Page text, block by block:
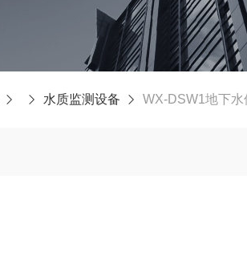
水质监测设备 WX-DSW1地下